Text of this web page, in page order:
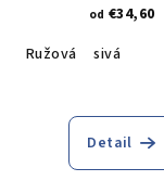
od €34,60
Ružová
sivá
Detail